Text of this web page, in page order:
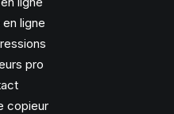
ligne
pro
copieur